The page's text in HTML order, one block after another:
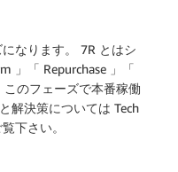
なります。 7R とはシ
」「 Repurchase 」「
のフェーズで本番稼働
解決策については Tech
下さい。